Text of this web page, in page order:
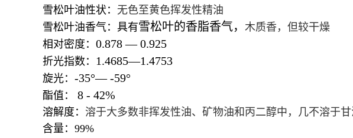
雪松叶油性状： 无色至黄色挥发性精油
雪松叶油香气： 具有雪松叶的香脂香气， 木质香，但较干燥
相对密度： 0.878—0.925
折光指数： 1.4685—1.4753
旋光： -35°—-59°
酯值： 8 - 42%
溶解度： 溶于大多数非挥发性油、矿物油和丙二醇中，几不溶于甘
含量：99%